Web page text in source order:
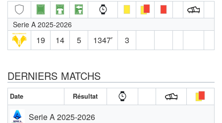
Serie A 2025-2026
19 14 5 1347′ 3
DERNIERS MATCHS
Date Résultat
Serie A 2025-2026